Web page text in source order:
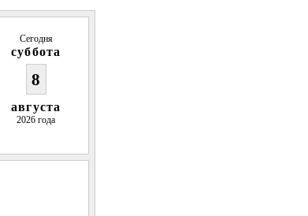
Сегодня
суббота
8
августа
2026 года